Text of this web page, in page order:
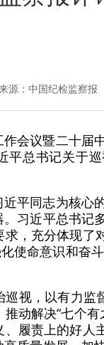
源： 中国纪检监察报
会议暨二十届
平总书记关于
平同志为核心
习近平总书记
，充分体现了
化使命意识和奋
视，以有力监
动解决“七个
履责上的好人